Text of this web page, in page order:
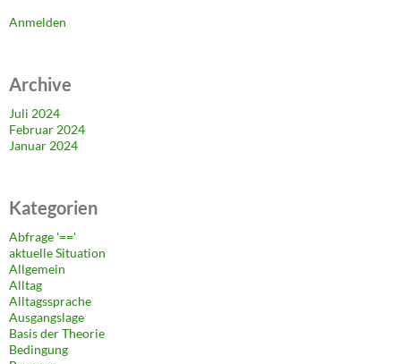
Anmelden
Archive
Juli 2024
Februar 2024
Januar 2024
Kategorien
Abfrage '=='
aktuelle Situation
Allgemein
Alltag
Alltagssprache
Ausgangslage
Basis der Theorie
Bedingung